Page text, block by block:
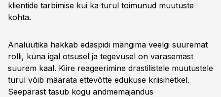
klientide tarbimise kui ka turul toimunud muutuste
kohta.
Analüütika hakkab edaspidi mängima veelgi suuremat
rolli, kuna igal otsusel ja tegevusel on varasemast
suurem kaal. Kiire reageerimine drastilistele muutustele
turul võib määrata ettevõtte edukuse kriisihetkel.
Seepärast tasub kogu andmemajandus